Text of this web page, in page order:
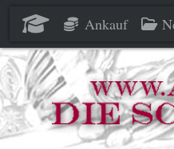
Ankauf
Taschen
Taschen